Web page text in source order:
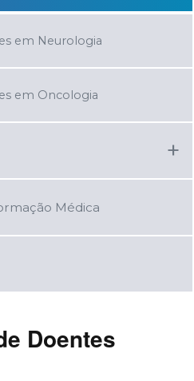
em Neurologia
em Oncologia
+
Médica
Doentes